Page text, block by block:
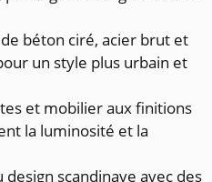
béton ciré, acier brut et
un style plus urbain et
et mobilier aux finitions
la luminosité et la
design scandinave avec des